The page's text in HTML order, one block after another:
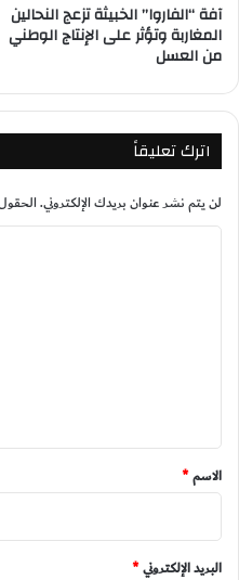
آفة “الفاروا” الخبيثة تزعج النحالين
المغاربة وتؤثر على الإنتاج الوطني
من العسل
اترك تعليقاً
لن يتم نشر عنوان بريدك الإلكتروني.
*
الاسم*
البريد الإلكتروني*